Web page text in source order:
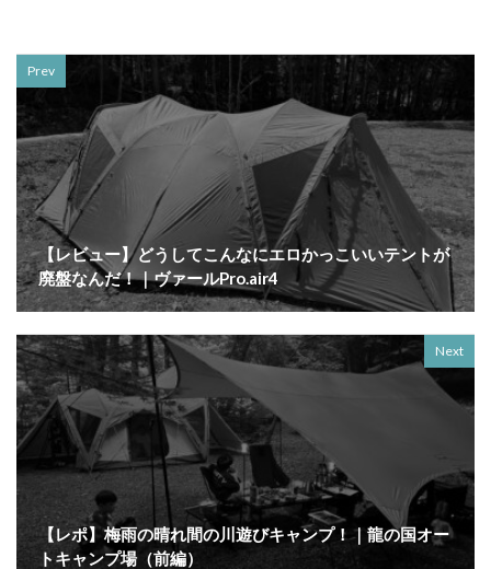
Prev
【レビュー】どうしてこんなにエロかっこいいテントが
廃盤なんだ！｜ヴァールPro.air4
Next
【レポ】梅雨の晴れ間の川遊びキャンプ！｜龍の国オー
トキャンプ場（前編）